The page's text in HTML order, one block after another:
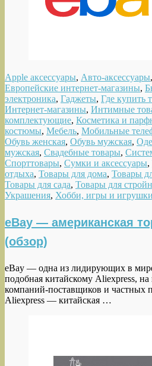
Apple аксессуары, Авто-аксессуары,
Европейские интернет-магазины,
электроника, Гаджеты, Где купить
Интернет-магазины, Интимные
комплектующие, Косметика и
костюмы, Мебель, Мобильные
Обувь женская, Обувь мужская,
мужская, Свадебные товары,
Спорттовары, Сумки и аксессуары,
отдыха, Товары для дома, Товары
Товары для сада, Товары для
Украшения, Хобби, игры и игрушки
eBay — американская
(обзор)
eBay — одна из лидирующих в
подобная китайскому Aliexpress,
компаний-поставщиков и частных
Aliexpress — китайская …